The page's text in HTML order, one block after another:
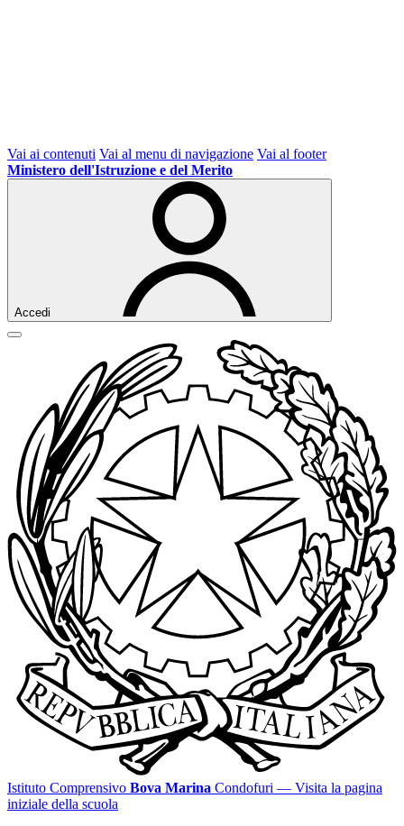
Vai ai contenuti Vai al menu di navigazione Vai al footer
Ministero dell'Istruzione e del Merito
Accedi
Istituto Comprensivo Bova Marina Condofuri — Visita la pagina
iniziale della scuola